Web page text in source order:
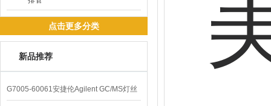
点击更多分类
新品推荐
G7005-60061安捷伦Agilent GC/MS灯丝